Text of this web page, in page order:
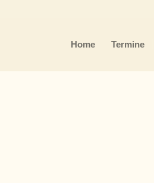
Home Termine